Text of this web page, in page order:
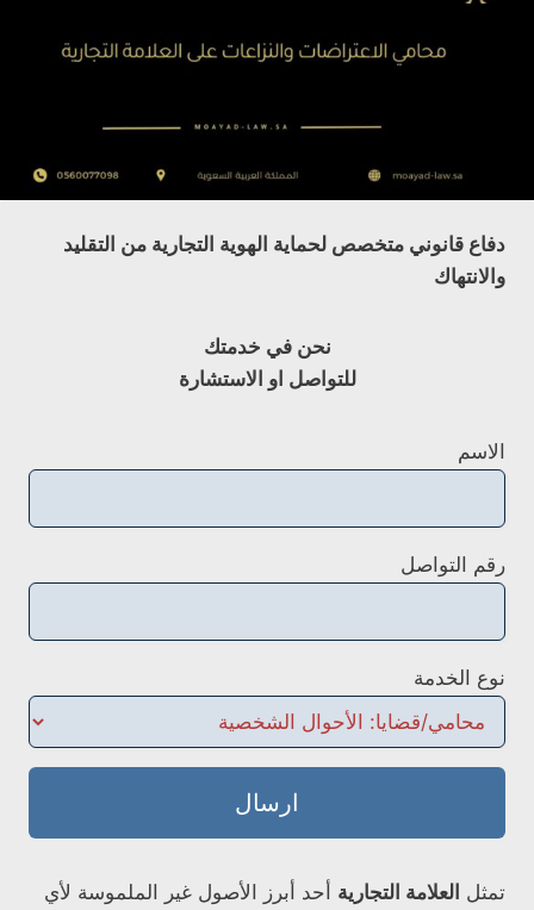
دفاع قانوني متخصص لحماية الهوية التجارية من التقليد
والانتهاك
نحن في خدمتك
للتواصل او الاستشارة
الاسم
رقم التواصل
نوع الخدمة
ارسال
تمثل العلامة التجارية أحد أبرز الأصول غير الملموسة لأي